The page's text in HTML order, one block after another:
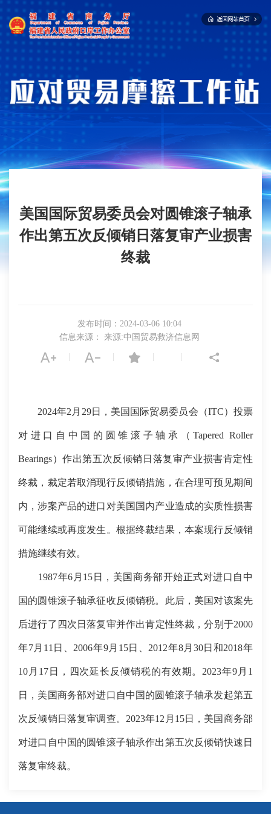
美国国际贸易委员会对圆锥滚子轴承
作出第五次反倾销日落复审产业损害
终裁
发布时间：2024-03-06 10:04
信息来源： 来源:中国贸易救济信息网
2024年2月29日，美国国际贸易委员会（ITC）投票
对进口自中国的圆锥滚子轴承（Tapered Roller
Bearings）作出第五次反倾销日落复审产业损害肯定性
终裁，裁定若取消现行反倾销措施，在合理可预见期间
内，涉案产品的进口对美国国内产业造成的实质性损害
可能继续或再度发生。根据终裁结果，本案现行反倾销
措施继续有效。
1987年6月15日，美国商务部开始正式对进口自中
国的圆锥滚子轴承征收反倾销税。此后，美国对该案先
后进行了四次日落复审并作出肯定性终裁，分别于2000
年7月11日、2006年9月15日、2012年8月30日和2018年
10月17日，四次延长反倾销税的有效期。2023年9月1
日，美国商务部对进口自中国的圆锥滚子轴承发起第五
次反倾销日落复审调查。2023年12月15日，美国商务部
对进口自中国的圆锥滚子轴承作出第五次反倾销快速日
落复审终裁。